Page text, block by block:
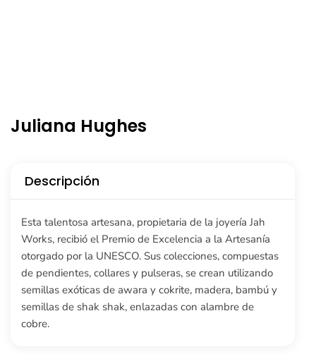
Juliana Hughes
Descripción
Esta talentosa artesana, propietaria de la joyería Jah
Works, recibió el Premio de Excelencia a la Artesanía
otorgado por la UNESCO. Sus colecciones, compuestas
de pendientes, collares y pulseras, se crean utilizando
semillas exóticas de awara y cokrite, madera, bambú y
semillas de shak shak, enlazadas con alambre de
cobre.